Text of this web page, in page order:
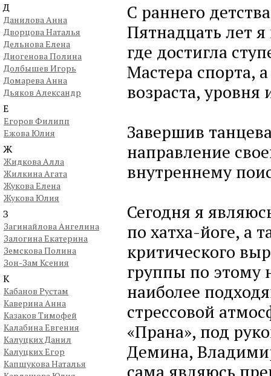
Д
Данилова Анна
Дворцова Наталья
Дельнова Елена
Диогенова Полина
Долбышев Игорь
Домарева Анна
Дьяков Александр
Е
Егоров Филипп
Ежова Юлия
Ж
Жидкова Алла
Жилкина Агата
Жукова Елена
Жукова Юлия
З
Загинайлова Ангелина
Залогина Екатерина
Земскова Полина
Зон-Зам Ксения
К
Кабанов Рустам
Каверина Анна
Казаков Тимофей
Калабина Евгения
Калуцких Данил
Калуцких Егор
Капшукова Наталья
С раннего
Пятнадцать лет
где достигла
Мастера спорта,
возраста,
Завершив
направление
внутреннему
Сегодня я
по хатха-йоге, а
критического
группы по этому
наиболее
стрессовой
«Прана», под
Демина,
сама являюсь